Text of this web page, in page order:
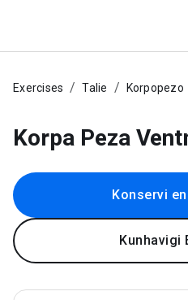
Exercises Talie Korpopezo
Korpa Peza
Konservi
Kunhavigi